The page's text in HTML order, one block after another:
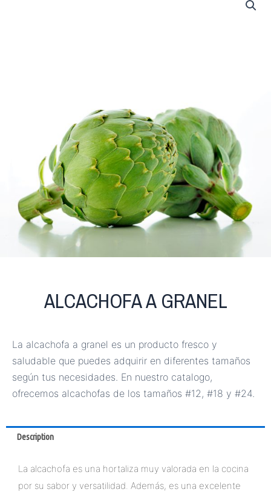
ALCACHOFA A GRANEL
La alcachofa a granel es un producto fresco y
saludable que puedes adquirir en diferentes tamaños
según tus necesidades. En nuestro catalogo,
ofrecemos alcachofas de los tamaños #12, #18 y #24.
Description
La alcachofa es una hortaliza muy valorada en la cocina
por su sabor y versatilidad. Además, es una excelente